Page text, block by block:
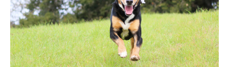
D
o
p
o
r
u